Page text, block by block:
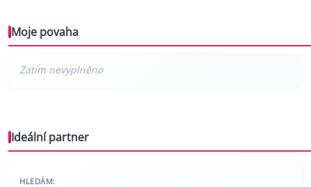
Moje povaha
Ideální partner
HLEDÁM: